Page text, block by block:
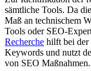
sämtliche Tools. Da
Maß an technischem
Tools oder SEO-
Recherche hilft bei der
Keywords und nutzt
von SEO Maßnahmen.